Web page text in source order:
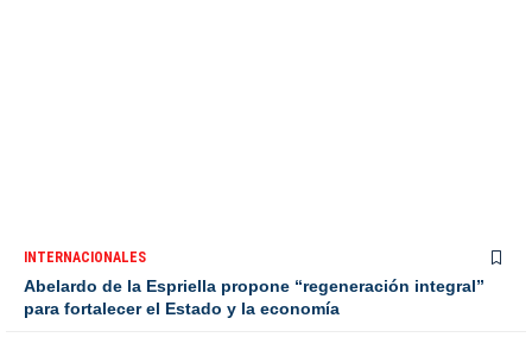
INTERNACIONALES
Abelardo de la Espriella propone “regeneración integral”
para fortalecer el Estado y la economía